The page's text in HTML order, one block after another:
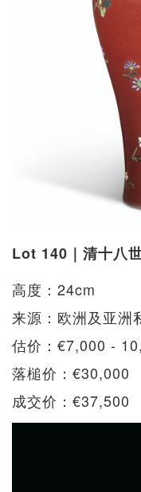
Lot 140｜清十八
高度：24cm
来源：欧洲及亚洲
估价：€7,000 -
落槌价：€30,000
成交价：€37,500